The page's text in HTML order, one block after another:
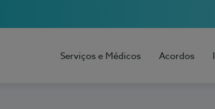
Serviços e Médicos Acordos